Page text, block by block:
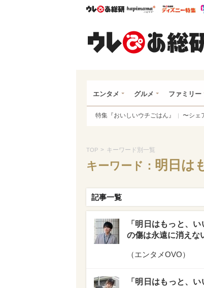
ウレぴあ総研ハピママ*
エンタメ グルメ ファミリー
特集『おいしいウチごはん』 〜シェ
TOP > キーワード別一覧
キーワード： 明日は
記事一覧
「明日はもっと、
の傷は永遠に消えな
（エンタメOVO）
「明日はもっと、